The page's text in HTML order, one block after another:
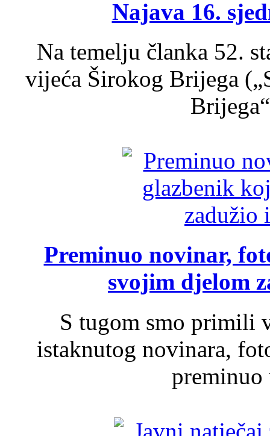
Najava 16.
Na temelju članka 52.
vijeća Širokog Brijega
Preminuo novinar,
svojim djelom
S tugom smo primili
istaknutog novinara,